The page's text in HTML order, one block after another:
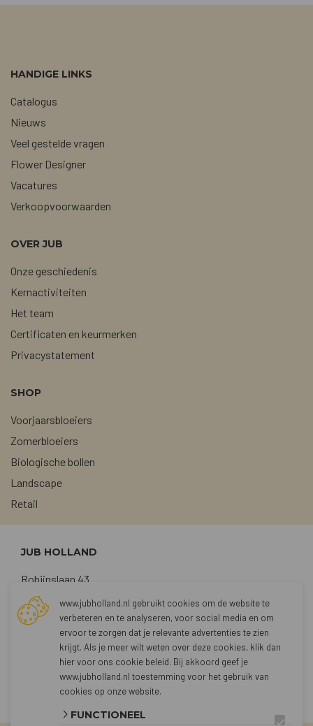
HANDIGE LINKS
Catalogus
Nieuws
Veel gestelde vragen
Flower Designer
Vacatures
Verkoopvoorwaarden
OVER JUB
Onze geschiedenis
Kernactiviteiten
Het team
Certificaten en keurmerken
Privacystatement
SHOP
Voorjaarsbloeiers
Zomerbloeiers
Biologische bollen
Landscape
Retail
JUB HOLLAND
Robijnslaan 43
2211 TG Noordwijkerhout
+31 (0)252 373762
sales@jubholland.nl
CONTACT
www.jubholland.nl gebruikt cookies om de website te
verbeteren en te analyseren, voor social media en om
ervoor te zorgen dat je relevante advertenties te zien
krijgt. Als je meer wilt weten over deze cookies, klik dan
hier voor ons cookie beleid. Bij akkoord geef je
www.jubholland.nl toestemming voor het gebruik van
cookies op onze website.
FUNCTIONEEL